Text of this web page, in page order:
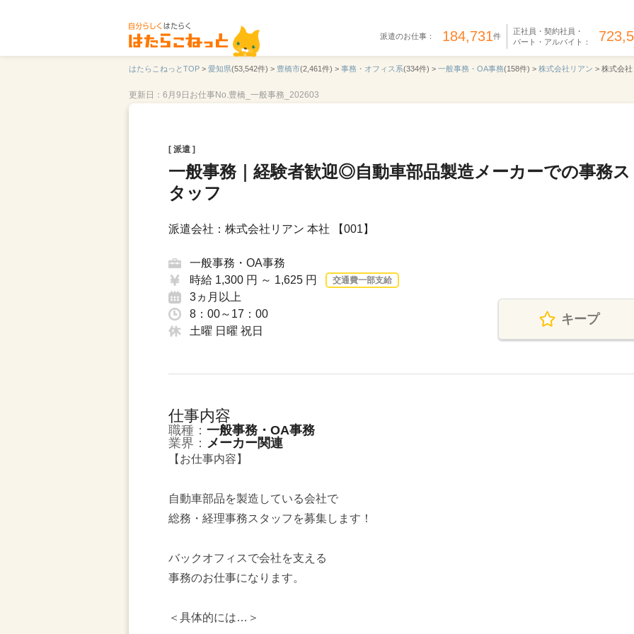
派遣のお仕事： 184,731件
正社員・契約社員・
パート・アルバイト：
はたらこねっとTOP > 愛知県(53,542件) > 豊橋市(2,461件) > 事務・オフィス系(334件) > 一般事務・OA事務(158件) > 株式会社リアン > 株式会
更新日：6月9日 お仕事No.豊橋_一般事務_202603
[ 派遣 ]
一般事務｜経験者歓迎◎自動車部品製造メーカーでの事務ス
タッフ
派遣会社：株式会社リアン 本社 【001】
一般事務・OA事務
時給 1,300 円 ～ 1,625 円
交通費一部支給
3ヵ月以上
8：00～17：00
土曜 日曜 祝日
キープ
仕事内容
職種： 一般事務・OA事務
業界： メーカー関連
【お仕事内容】
自動車部品を製造している会社で
総務・経理事務スタッフを募集します！
バックオフィスで会社を支える
事務のお仕事になります。
＜具体的には…＞